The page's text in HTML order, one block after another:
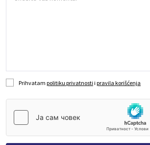
Prihvatam politiku privatnosti i pravila korišćenja